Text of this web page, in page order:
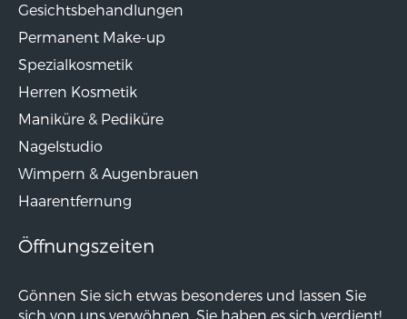
Gesichtsbehandlungen
Permanent Make-up
Spezialkosmetik
Herren Kosmetik
Maniküre & Pediküre
Nagelstudio
Wimpern & Augenbrauen
Haarentfernung
Öffnungszeiten
Gönnen Sie sich etwas besonderes und lassen Sie
sich von uns verwöhnen. Sie haben es sich verdient!